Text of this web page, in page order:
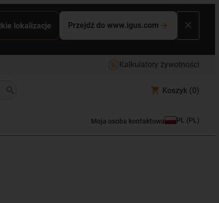
lokalizacje Przejdź do www.igus.com
Kalkulatory żywotności
Koszyk (0)
Moja osoba kontaktowa PL (PL )